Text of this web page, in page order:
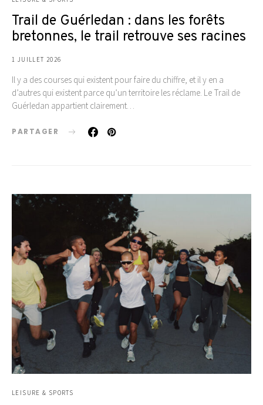
Trail de Guérledan : dans les forêts
bretonnes, le trail retrouve ses racines
1 JUILLET 2026
Il y a des courses qui existent pour faire du chiffre, et il y en a
d’autres qui existent parce qu’un territoire les réclame. Le Trail de
Guérledan appartient clairement…
PARTAGER
LEISURE & SPORTS